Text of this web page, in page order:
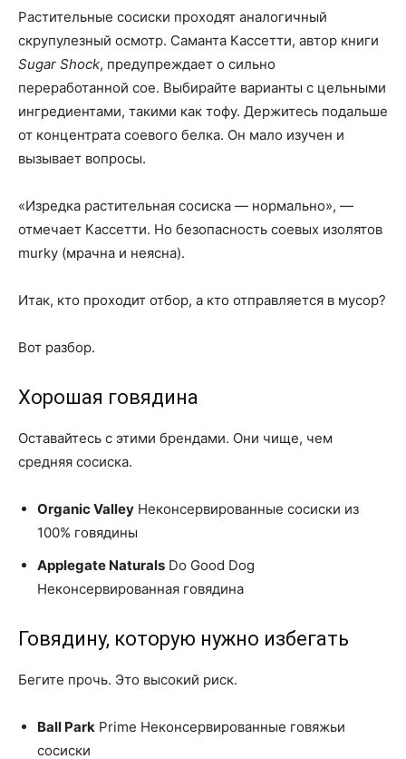
Растительные сосиски проходят аналогичный
скрупулезный осмотр. Саманта Кассетти, автор книги
Sugar Shock, предупреждает о сильно
переработанной сое. Выбирайте варианты с цельными
ингредиентами, такими как тофу. Держитесь подальше
от концентрата соевого белка. Он мало изучен и
вызывает вопросы.
«Изредка растительная сосиска — нормально», —
отмечает Кассетти. Но безопасность соевых изолятов
murky (мрачна и неясна).
Итак, кто проходит отбор, а кто отправляется в мусор?
Вот разбор.
Хорошая говядина
Оставайтесь с этими брендами. Они чище, чем
средняя сосиска.
Organic Valley Неконсервированные сосиски из
100% говядины
Applegate Naturals Do Good Dog
Неконсервированная говядина
Говядину, которую нужно избегать
Бегите прочь. Это высокий риск.
Ball Park Prime Неконсервированные говяжьи
сосиски